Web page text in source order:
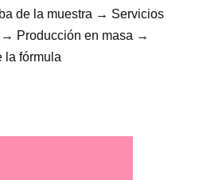
de la muestra → Servicios
Producción en masa →
la fórmula